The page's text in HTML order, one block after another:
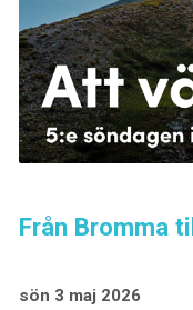
Från Bromma
sön 3 maj 2026